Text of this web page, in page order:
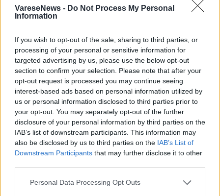
VareseNews - Do Not Process My Personal
Information
If you wish to opt-out of the sale, sharing to third parties, or
processing of your personal or sensitive information for
targeted advertising by us, please use the below opt-out
section to confirm your selection. Please note that after your
opt-out request is processed you may continue seeing
interest-based ads based on personal information utilized by
us or personal information disclosed to third parties prior to
your opt-out. You may separately opt-out of the further
disclosure of your personal information by third parties on the
IAB’s list of downstream participants. This information may
also be disclosed by us to third parties on the IAB’s List of
Downstream Participants that may further disclose it to other
Personal Data Processing Opt Outs
di Gala «che quest’anno abbiamo voluto sdoppiare in
due date per mettere in evidenza i ragazzi del
alla collaborazione e alla partecipazione di nostri ragazzi
agli Stage Giovanili di Formazione de “La Casoratese”
abbiamo voluto presentare a Cittiglio questa realtà che
conta, nella sua ultima edizione, la partecipazione di circa
90 ragazzi».
Di questi, una sessantina si esibiranno il 13/11 a
Cittiglio (ore 16:30) presso la struttura “Fe.Sti.Amo”
Park di Cittiglio. Insieme alla formazione dello stage
“La Casoratese” abbiamo invitato anche la Junior Band
della Filarmonica di Cardano al Campo che offrirà un
proprio repertorio con altri 20 ragazzi circa per un
tandem musicale interamente dedicato ai giovani. Per